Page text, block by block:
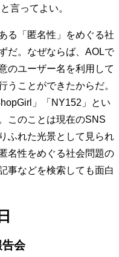
言ってよい。
る「匿名性」をめぐる社
だ。なぜならば、AOLで
のユーザー名を利用して
うことができたからだ。
」「NY152」とい
このことは現在のSNS
ふれた光景として見られ
名性をめぐる社会問題の
事などを検索しても面白
告会